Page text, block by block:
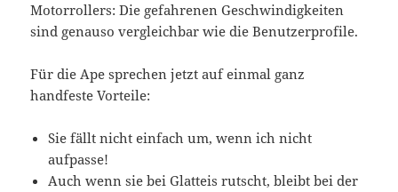
Motorrollers: Die gefahrenen Geschwindigkeiten
sind genauso vergleichbar wie die Benutzerprofile.
Für die Ape sprechen jetzt auf einmal ganz
handfeste Vorteile:
Sie fällt nicht einfach um, wenn ich nicht
aufpasse!
Auch wenn sie bei Glatteis rutscht, bleibt bei der